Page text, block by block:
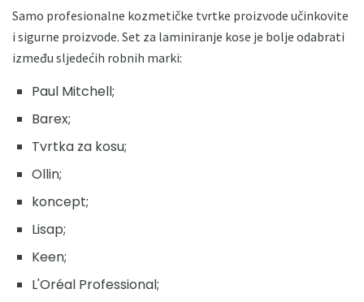
Samo profesionalne kozmetičke tvrtke proizvode učinkovite
i sigurne proizvode. Set za laminiranje kose je bolje odabrati
između sljedećih robnih marki:
Paul Mitchell;
Barex;
Tvrtka za kosu;
Ollin;
koncept;
Lisap;
Keen;
L'Oréal Professional;